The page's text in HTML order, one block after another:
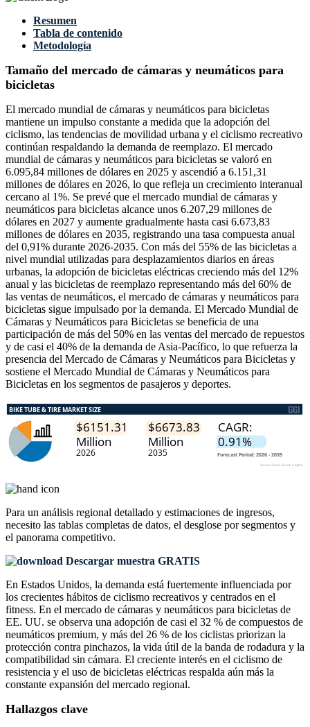
Resumen
Tabla de contenido
Metodología
Tamaño del mercado de cámaras y neumáticos para
bicicletas
El mercado mundial de cámaras y neumáticos para bicicletas
mantiene un impulso constante a medida que la adopción del
ciclismo, las tendencias de movilidad urbana y el ciclismo recreativo
continúan respaldando la demanda de reemplazo. El mercado
mundial de cámaras y neumáticos para bicicletas se valoró en
6.095,84 millones de dólares en 2025 y ascendió a 6.151,31
millones de dólares en 2026, lo que refleja un crecimiento interanual
cercano al 1%. Se prevé que el mercado mundial de cámaras y
neumáticos para bicicletas alcance unos 6.207,29 millones de
dólares en 2027 y aumente gradualmente hasta casi 6.673,83
millones de dólares en 2035, registrando una tasa compuesta anual
del 0,91% durante 2026-2035. Con más del 55% de las bicicletas a
nivel mundial utilizadas para desplazamientos diarios en áreas
urbanas, la adopción de bicicletas eléctricas creciendo más del 12%
anual y las bicicletas de reemplazo representando más del 60% de
las ventas de neumáticos, el mercado de cámaras y neumáticos para
bicicletas sigue impulsado por la demanda. El Mercado Mundial de
Cámaras y Neumáticos para Bicicletas se beneficia de una
participación de más del 50% en las ventas del mercado de repuestos
y de casi el 40% de la demanda de Asia-Pacífico, lo que refuerza la
presencia del Mercado de Cámaras y Neumáticos para Bicicletas y
sostiene el Mercado Mundial de Cámaras y Neumáticos para
Bicicletas en los segmentos de pasajeros y deportes.
Para un análisis regional detallado y estimaciones de ingresos,
necesito las tablas completas de datos, el desglose por segmentos y
el panorama competitivo.
Descargar muestra GRATIS
En Estados Unidos, la demanda está fuertemente influenciada por
los crecientes hábitos de ciclismo recreativos y centrados en el
fitness. En el mercado de cámaras y neumáticos para bicicletas de
EE. UU. se observa una adopción de casi el 32 % de compuestos de
neumáticos premium, y más del 26 % de los ciclistas priorizan la
protección contra pinchazos, la vida útil de la banda de rodadura y la
compatibilidad sin cámara. El creciente interés en el ciclismo de
resistencia y el uso de bicicletas eléctricas respalda aún más la
constante expansión del mercado regional.
Hallazgos clave